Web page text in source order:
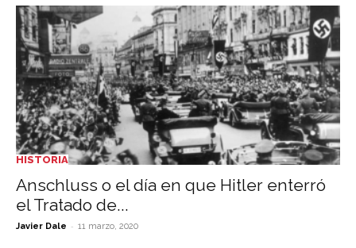
HISTORIA
Anschluss o el día en que Hitler enterró
el Tratado de...
Javier Dale - 11 marzo, 2020